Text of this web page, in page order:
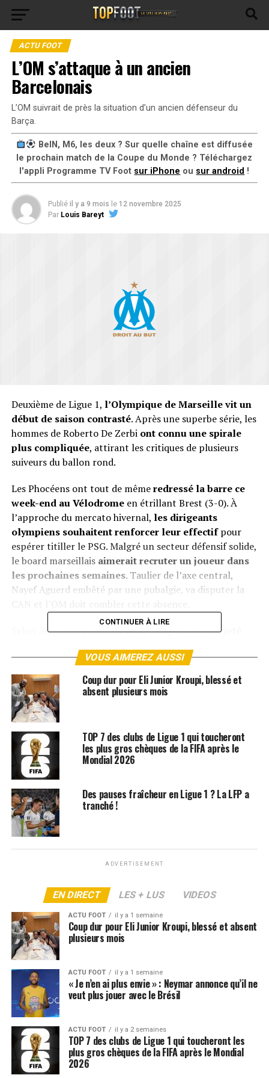
ACTU FOOT
L’OM s’attaque à un ancien
Barcelonais
L’OM suivrait de près la situation d’un ancien défenseur du
Barça.
BeIN, M6, les deux ? Sur quelle chaîne est diffusée
le prochain match de la Coupe du Monde ? Téléchargez
l'appli Programme TV Foot sur iPhone ou sur android !
Publié il y a 9 mois le 12 novembre 2025
Par Louis Bareyt
Deuxième de Ligue 1, l’Olympique de Marseille vit un
début de saison contrasté. Après une superbe série, les
hommes de Roberto De Zerbi ont connu une spirale
plus compliquée, attirant les critiques de plusieurs
suiveurs du ballon rond.
Les Phocéens ont tout de mêmeredressé la barre ce
week-end au Vélodromeen étrillant Brest (3-0). À
l’approche du mercato hivernal, les dirigeants
olympiens souhaitent renforcer leur effectifpour
espérer titiller le PSG. Malgré un secteur défensif solide,
le board marseillais aimerait recruter un joueur dans
les prochaines semaines. Taulier de l’axe central,
Nayef Aguerd embêté par une pubalgie, va disputer la
Mundo Deportivo,Pablo Longoria aurait jeté
de 26 ans évoluant au Celta Vigo. L’international
espagnol (4 sélections), formé au Barça avec qui il a joué
près de 70 matchs, a rejoint l’actuel treizième de Liga en
2022.Indéboulonnable de la formation galicienne
attire les convoitises.
L’OMdevra néanmoins faire face à la concurrence de
plusieurs écuries européennes comme Newcastle,
Leipzig, Aston Villa ou encore West Ham. Capable
d’évoluer dans l’axe ou à droite, Mingueza ne sait pas de
quoi son avenir sera fait. En fin de contrat en juin
prochain, les négociations avec Vigo traînent et
club réclame 20 M d’euros
le FC Barcelone détient encore 50 % des
partie les exigences financières du Celta. Affaire à suivre.
ARTICLES LIÉS: FC BARCELONE LIGA
SUIVANT
Le Real a pris une décision pour Xabi Alonso : tension
maximale à la Casa Blanca
NE RATEZ PAS
Cinq joueurs du Real Madrid s’en prennent à Xabi Alonso
CONTINUER À LIRE
VOUS AIMEREZ AUSSI
Coup dur pour Eli Junior Kroupi, blessé et
absent plusieurs mois
TOP 7 des clubs de Ligue 1 qui toucheront
les plus gros chèques de la FIFA après le
Mondial 2026
Des pauses fraîcheur en Ligue 1 ? La LFP a
tranché !
ADVERTISEMENT
EN DIRECT LES + LUS VIDEOS
ACTU FOOT il y a 1 semaine
Coup dur pour Eli Junior Kroupi, blessé et absent
plusieurs mois
ACTU FOOT il y a 1 semaine
« Je n’en ai plus envie » : Neymar annonce qu’il ne
veut plus jouer avec le Brésil
ACTU FOOT il y a 2 semaines
TOP 7 des clubs de Ligue 1 qui toucheront les
plus gros chèques de la FIFA après le Mondial
2026